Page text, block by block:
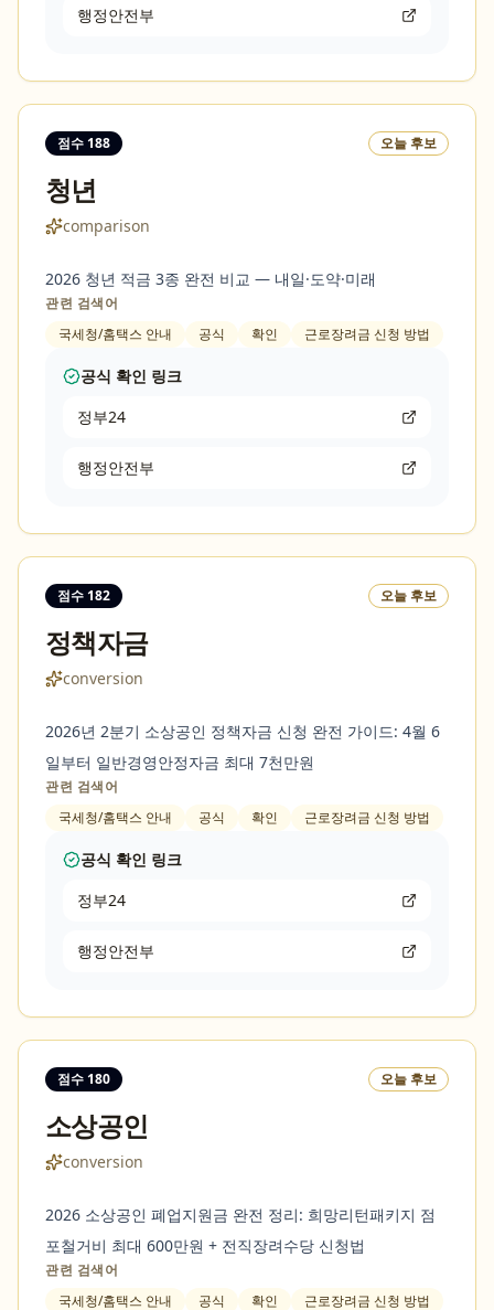
행정안전부
점수 188 오늘 후보
청년
comparison
2026 청년 적금 3종 완전 비교 — 내일·도약·미래
관련 검색어
국세청/홈택스 안내
공식 확인 근로장려금 신청 방법
공식 확인 링크
정부24
행정안전부
점수 182 오늘 후보
정책자금
conversion
2026년 2분기 소상공인 정책자금 신청 완전 가이드: 4월 6
일부터 일반경영안정자금 최대 7천만원
관련 검색어
국세청/홈택스 안내
공식 확인 근로장려금 신청 방법
공식 확인 링크
정부24
행정안전부
점수 180 오늘 후보
소상공인
conversion
2026 소상공인 폐업지원금 완전 정리: 희망리턴패키지 점
포철거비 최대 600만원 + 전직장려수당 신청법
관련 검색어
국세청/홈택스 안내
공식 확인 근로장려금 신청 방법